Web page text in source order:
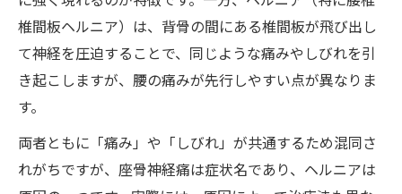
椎間板ヘルニア）は、背骨の間にある椎間板が飛び出し
て神経を圧迫することで、同じような痛みやしびれを引
き起こしますが、腰の痛みが先行しやすい点が異なりま
す。
両者ともに「痛み」や「しびれ」が共通するため混同さ
れがちですが、座骨神経痛は症状名であり、ヘルニアは